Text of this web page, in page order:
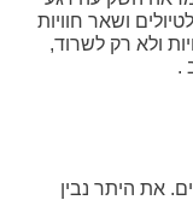
ושאר חוויות
ולא רק לשרוד,
.
את היתר נבין